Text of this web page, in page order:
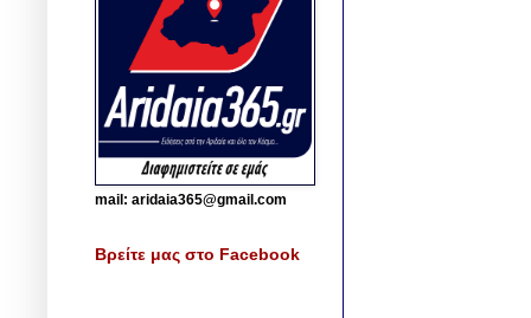
mail: aridaia365@gmail.com
Βρείτε μας στο Facebook